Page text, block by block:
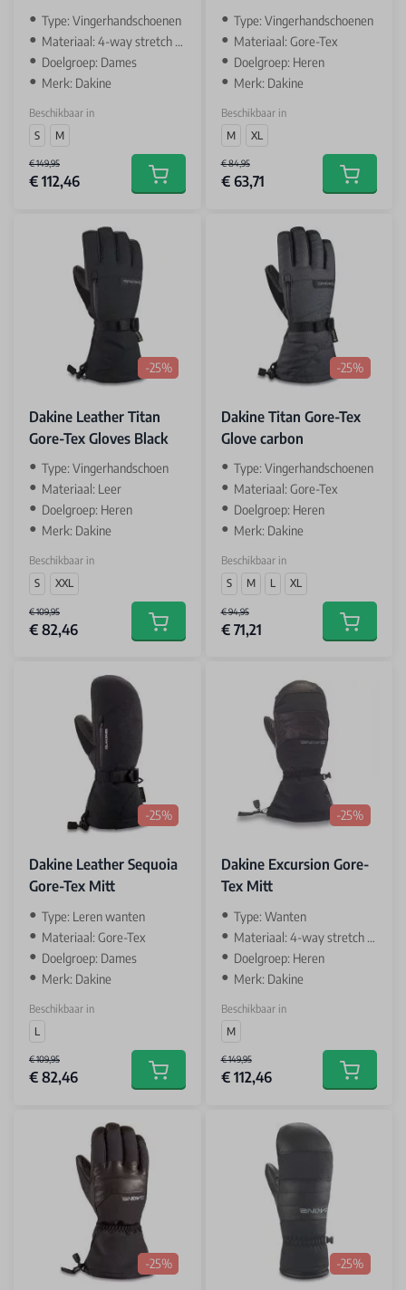
Type: Vingerhandschoenen
Materiaal: 4-way stretch soft shell & leather
Doelgroep: Dames
Merk: Dakine
Beschikbaar in
S
M
€ 149,95
€ 112,46 Add to cart
Type: Vingerhandschoenen
Materiaal: Gore-Tex
Doelgroep: Heren
Merk: Dakine
Beschikbaar in
M
XL
€ 84,95
€ 63,71 Add to
-25%
Dakine Leather Titan
Gore-Tex Gloves Black
Type: Vingerhandschoen
Materiaal: Leer
Doelgroep: Heren
Merk: Dakine
Beschikbaar in
S
XXL
€ 109,95
€ 82,46 Add to cart
-25%
Dakine Titan Gore-Tex
Glove carbon
Type: Vingerhandschoenen
Materiaal: Gore-Tex
Doelgroep: Heren
Merk: Dakine
Beschikbaar in
S
M L XL
€ 94,95
€ 71,21 Add to
-25%
Dakine Leather Sequoia
Gore-Tex Mitt
Type: Leren wanten
Materiaal: Gore-Tex
Doelgroep: Dames
Merk: Dakine
Beschikbaar in
L
€ 109,95
€ 82,46 Add to cart
-25%
Dakine Excursion Gore-
Tex Mitt
Type: Wanten
Materiaal: 4-way stretch soft shell & leather
Doelgroep: Heren
Merk: Dakine
Beschikbaar in
M
€ 149,95
€ 112,46 Add to
-25% -25%